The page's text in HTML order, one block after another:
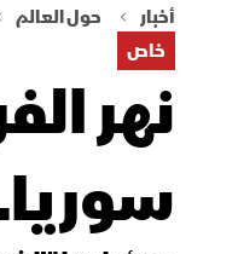
أخبار حول العالم
خاص
نهر